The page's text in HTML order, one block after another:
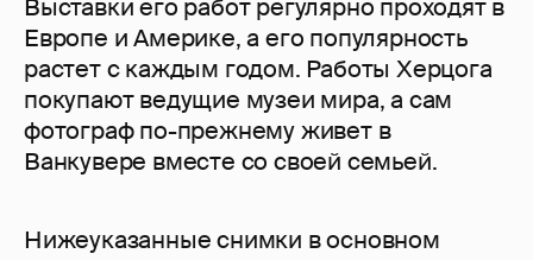
Выставки его работ регулярно проходят в
Европе и Америке, а его популярность
растет с каждым годом. Работы Херцога
покупают ведущие музеи мира, а сам
фотограф по-прежнему живет в
Ванкувере вместе со своей семьей.
Нижеуказанные снимки в основном